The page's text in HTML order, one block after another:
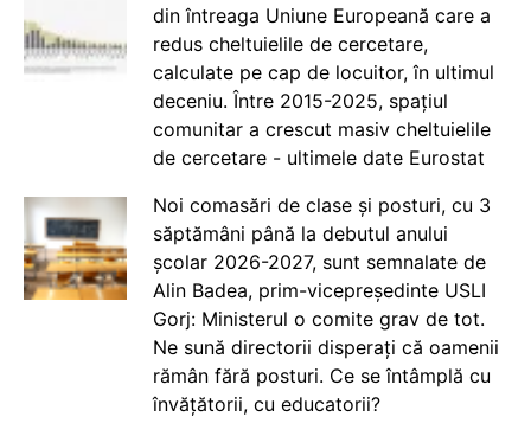
din întreaga Uniune Europeană care a
redus cheltuielile de cercetare,
calculate pe cap de locuitor, în ultimul
deceniu. Între 2015-2025, spațiul
comunitar a crescut masiv cheltuielile
de cercetare - ultimele date Eurostat
Noi comasări de clase și posturi, cu 3
săptămâni până la debutul anului
școlar 2026-2027, sunt semnalate de
Alin Badea, prim-vicepreședinte USLI
Gorj: Ministerul o comite grav de tot.
Ne sună directorii disperați că oamenii
rămân fără posturi. Ce se întâmplă cu
învățătorii, cu educatorii?